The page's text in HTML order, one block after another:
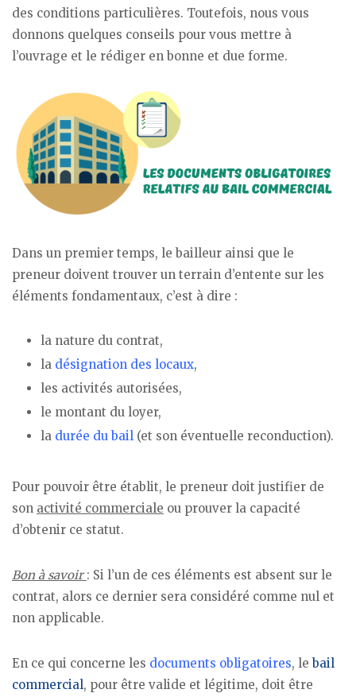
des conditions particulières. Toutefois, nous vous
donnons quelques conseils pour vous mettre à
l’ouvrage et le rédiger en bonne et due forme.
Dans un premier temps, le bailleur ainsi que le
preneur doivent trouver un terrain d’entente sur les
éléments fondamentaux, c’est à dire :
la nature du contrat,
la désignation des locaux,
les activités autorisées,
le montant du loyer,
la durée du bail (et son éventuelle reconduction).
Pour pouvoir être établit, le preneur doit justifier de
son activité commerciale ou prouver la capacité
d’obtenir ce statut.
Bon à savoir : Si l’un de ces éléments est absent sur le
contrat, alors ce dernier sera considéré comme nul et
non applicable.
En ce qui concerne les documents obligatoires, lebail
commercial, pour être valide et légitime, doit être